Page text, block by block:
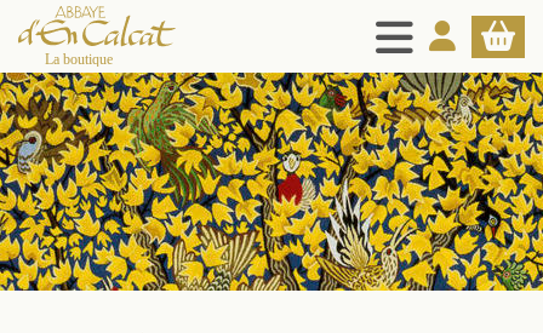
MENU
La boutique d'en Calcat
MON PANIER